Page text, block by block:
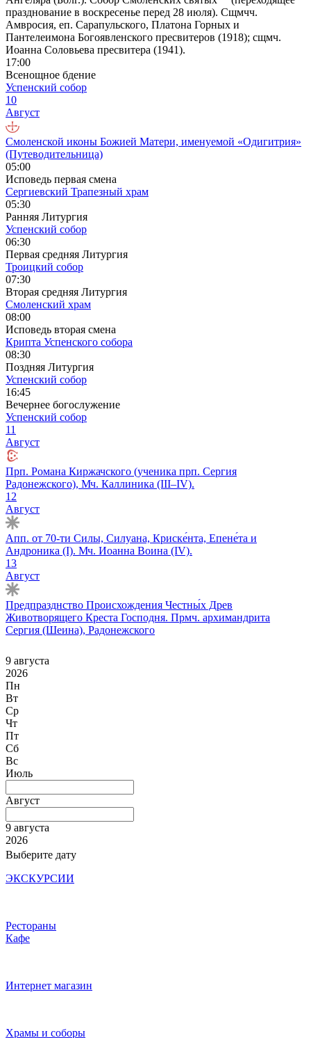
празднование в воскресенье перед 28 июля). Сщмчч.
Амвросия, еп. Сарапульского, Платона Горных и
Пантелеимона Богоявленского пресвитеров (1918); сщмч.
Иоанна Соловьева пресвитера (1941).
17:00
Всенощное бдение
Успенский собор
10
Август
Смоленской иконы Божией Матери, именуемой «Одигитрия»
(Путеводительница)
05:00
Исповедь первая смена
Сергиевский Трапезный храм
05:30
Ранняя Литургия
Успенский собор
06:30
Первая средняя Литургия
Троицкий собор
07:30
Вторая средняя Литургия
Смоленский храм
08:00
Исповедь вторая смена
Крипта Успенского собора
08:30
Поздняя Литургия
Успенский собор
16:45
Вечернее богослужение
Успенский собор
11
Август
Прп. Романа Киржачского (ученика прп. Сергия
Радонежского), Мч. Каллиника (III–IV).
12
Август
Апп. от 70-ти Силы, Силуана, Криске́нта, Епене́та и
Андроника (I). Мч. Иоанна Воина (IV).
13
Август
Предпразднство Происхождения Честны́х Древ
Животворящего Креста Господня. Прмч. архимандрита
Сергия (Шеина), Радонежского
9 августа
2026
Пн
Вт
Ср
Чт
Пт
Сб
Вс
Июль
Август
9 августа
2026
Выберите дату
ЭКСКУРСИИ
Рестораны
Кафе
Интернет магазин
Храмы и соборы